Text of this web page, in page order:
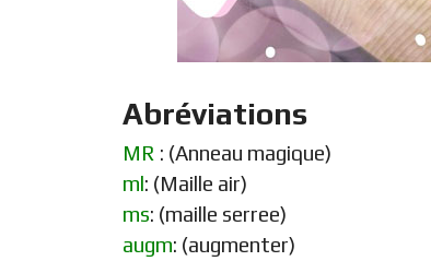
Abréviations
MR : (Anneau magique)
ml: (Maille air)
ms: (maille serree)
augm: (augmenter)